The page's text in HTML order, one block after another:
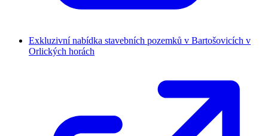
Exkluzivní nabídka stavebních pozemků v Bartošovicích v
Orlických horách